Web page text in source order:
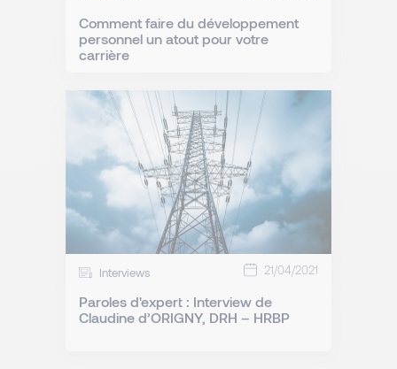
Comment faire du développement
personnel un atout pour votre
carrière
Interviews 21/04/2021
Paroles d'expert : Interview de
Claudine d’ORIGNY, DRH – HRBP